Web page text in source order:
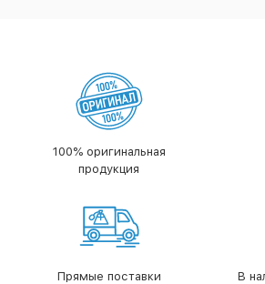
100% оригинальная
продукция
Прямые поставки
В